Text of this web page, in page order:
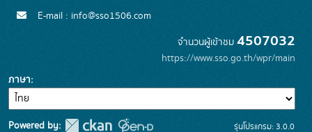
E-mail : info@sso1506.com
จำนวนผู้เข้าชม 4507032
https://www.sso.go.th/wpr/main
ภาษา
Powered by: รุ่นโปรแกรม: 3.0.0